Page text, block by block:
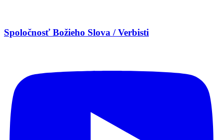
Spoločnosť Božieho Slova / Verbisti